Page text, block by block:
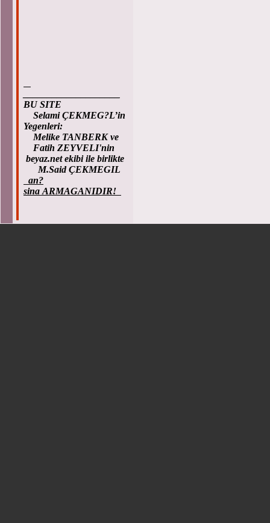
BU SITE
Selami ÇEKMEG?L’in
Yegenleri:
Melike TANBERK ve
Fatih ZEYVELI'nin
beyaz.net ekibi ile birlikte
M.Said ÇEKMEGIL
an?
sina ARMAGANIDIR!